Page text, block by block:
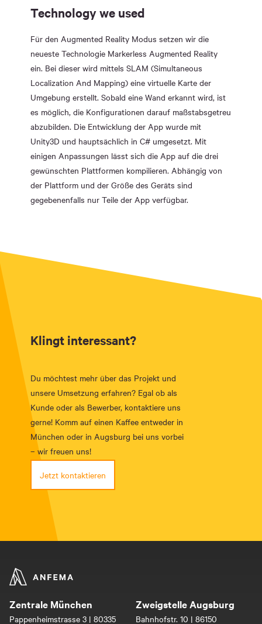
Technology we used
Für den Augmented Reality Modus setzen wir die
neueste Technologie Markerless Augmented Reality
ein. Bei dieser wird mittels SLAM (Simultaneous
Localization And Mapping) eine virtuelle Karte der
Umgebung erstellt. Sobald eine Wand erkannt wird, ist
es möglich, die Konfigurationen darauf maßstabsgetreu
abzubilden. Die Entwicklung der App wurde mit
Unity3D und hauptsächlich in C# umgesetzt. Mit
einigen Anpassungen lässt sich die App auf die drei
gewünschten Plattformen kompilieren. Abhängig von
der Plattform und der Größe des Geräts sind
gegebenenfalls nur Teile der App verfügbar.
Klingt interessant?
Du möchtest mehr über das Projekt und
unsere Umsetzung erfahren? Egal ob als
Kunde oder als Bewerber, kontaktiere uns
gerne! Komm auf einen Kaffee entweder in
München oder in Augsburg bei uns vorbei
– wir freuen uns!
Jetzt kontaktieren
Zentrale München
Pappenheimstrasse 3 | 80335
Zweigstelle Augsburg
Bahnhofstr. 10 | 86150